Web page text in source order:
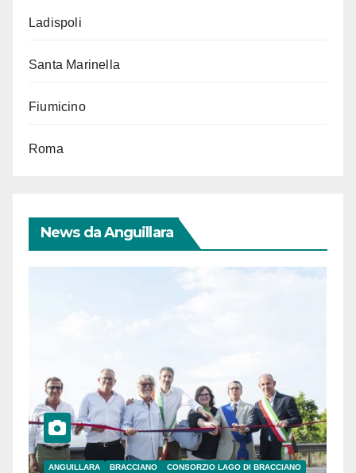
Ladispoli
Santa Marinella
Fiumicino
Roma
News da Anguillara
ANGUILLARA BRACCIANO
CONSORZIO LAGO DI BRACCIANO